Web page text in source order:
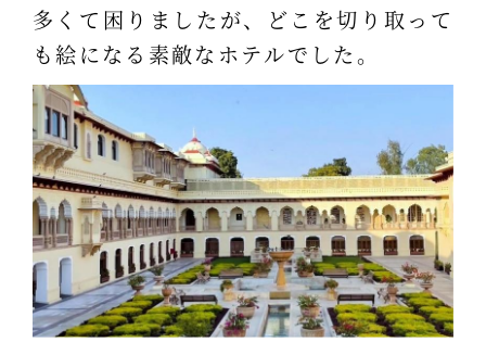
多くて困りましたが、どこを切り取って
も絵になる素敵なホテルでした。